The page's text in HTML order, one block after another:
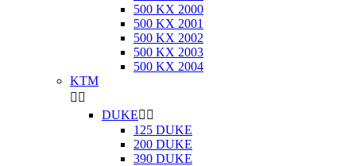
500 KX 2000
500 KX 2001
500 KX 2002
500 KX 2003
500 KX 2004
KTM
 
DUKE 
125 DUKE
200 DUKE
390 DUKE